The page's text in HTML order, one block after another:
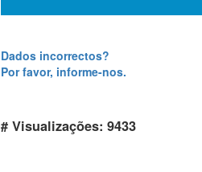
Dados incorrectos?
Por favor, informe-nos.
# Visualizações: 9433